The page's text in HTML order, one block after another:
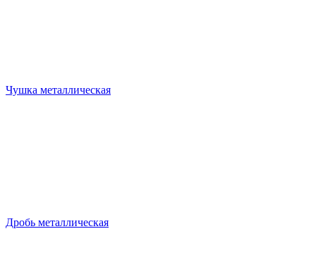
Чушка металлическая
Дробь металлическая